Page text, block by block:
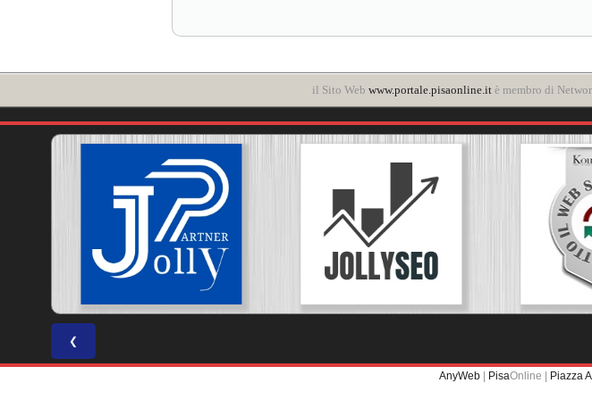
il Sito Web www.portale.pisaonline.itè membro di
❮
AnyWeb | PisaOnline | Piazza